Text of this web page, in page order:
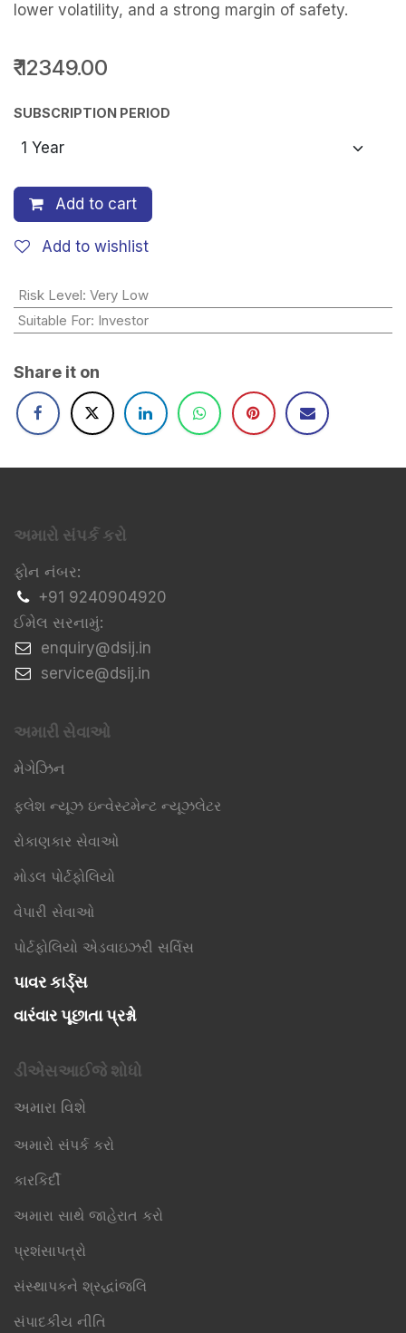
lower volatility, and a strong margin of safety.
₹12349.00
SUBSCRIPTION PERIOD
Add to cart
Add to wishlist
Risk Level: Very Low
Suitable For: Investor
Share it on
અમારો સંપર્ક કરો
ફોન નંબર:
+91 9240904920
ઈમેલ સરનામું:
​enquiry@dsij.in
​service@dsij.in
અમારી સેવાઓ
મેગેઝિન
ફ્લેશ ન્યૂઝ ઇન્વેસ્ટમેન્ટ ન્યૂઝલેટર
રોકાણકાર સેવાઓ
મોડલ પોર્ટફોલિયો
વેપારી સેવાઓ
પોર્ટફોલિયો એડવાઇઝરી સર્વિસ
પાવર કાર્ડ્સ
વારંવાર પૂછાતા પ્રશ્નો
ડીએસઆઈજે શોધો
અમારા વિશે
અમારો સંપર્ક કરો
કારકિર્દી
અમારા સાથે જાહેરાત કરો
પ્રશંસાપત્રો
સંસ્થાપકને શ્રદ્ધાંજલિ
સંપાદકીય નીતિ